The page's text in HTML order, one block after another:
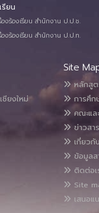
รียน
องร้องเรียน สำนักงาน ป.ป.ช.
องร้องเรียน สำนักงาน ป.ป.ท.
ยงใหม่
Site
หลักสูต
การศึก
คณะแล
ข่าวสาร
เกี่ยวกั
ข้อมูลส
ติดต่อเ
Site
เสนอแ